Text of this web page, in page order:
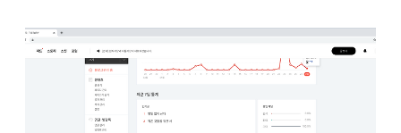
몇 개일지를 정할 수 있습니다. 목록 구성 요소 목록만, 내용만, 목록
+내용 홈 화면을 제외한 메인 섹션의 글 목록을 목록 스타일이 적용
된 목록으로만 보이게 할 지, 글 화면의 내용으로만 보이게 할 지, 아
니면 둘 다 보이게 할 지를 선택할 수 있습니다. 태그 클라우드 순서
인기순, 이름순 /tag 주소로 들어가거나 상단 메뉴의 '태그'를 눌러
서 들어간 화면에서는 지금껏 글에서..